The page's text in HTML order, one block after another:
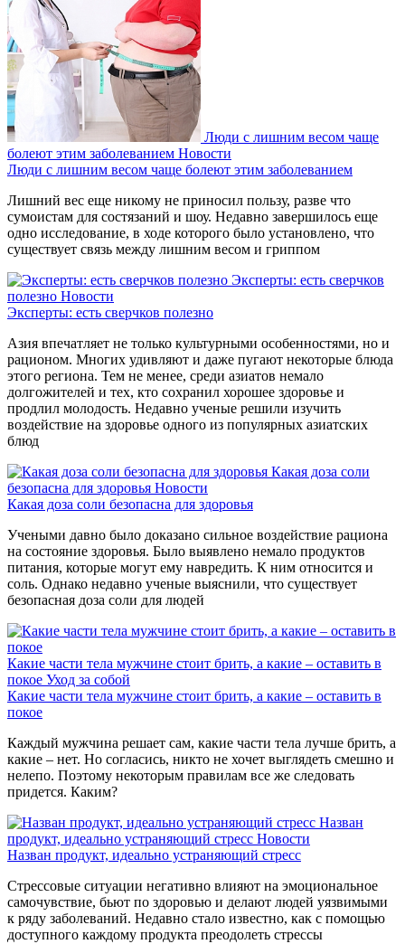
Люди с лишним весом чаще
болеют этим заболеванием Новости
Люди с лишним весом чаще болеют этим заболеванием
Лишний вес еще никому не приносил пользу, разве что
сумоистам для состязаний и шоу. Недавно завершилось еще
одно исследование, в ходе которого было установлено, что
существует связь между лишним весом и гриппом
Эксперты: есть сверчков
полезно Новости
Эксперты: есть сверчков полезно
Азия впечатляет не только культурными особенностями, но и
рационом. Многих удивляют и даже пугают некоторые блюда
этого региона. Тем не менее, среди азиатов немало
долгожителей и тех, кто сохранил хорошее здоровье и
продлил молодость. Недавно ученые решили изучить
воздействие на здоровье одного из популярных азиатских
блюд
Какая доза соли
безопасна для здоровья Новости
Какая доза соли безопасна для здоровья
Учеными давно было доказано сильное воздействие рациона
на состояние здоровья. Было выявлено немало продуктов
питания, которые могут ему навредить. К ним относится и
соль. Однако недавно ученые выяснили, что существует
безопасная доза соли для людей
Какие части тела мужчине стоит брить, а какие – оставить в
покое Уход за собой
Какие части тела мужчине стоит брить, а какие – оставить в
покое
Каждый мужчина решает сам, какие части тела лучше брить, а
какие – нет. Но согласись, никто не хочет выглядеть смешно и
нелепо. Поэтому некоторым правилам все же следовать
придется. Каким?
Назван
продукт, идеально устраняющий стресс Новости
Назван продукт, идеально устраняющий стресс
Стрессовые ситуации негативно влияют на эмоциональное
самочувствие, бьют по здоровью и делают людей уязвимыми
к ряду заболеваний. Недавно стало известно, как с помощью
доступного каждому продукта преодолеть стрессы